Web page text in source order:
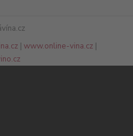
|www.online-vina.cz